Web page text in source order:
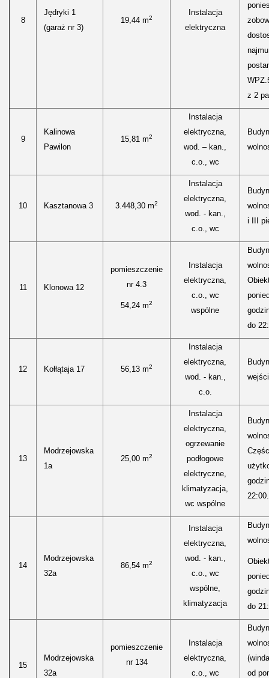
8
Jędryki 1
(garaż nr 3)
19,44 m2
Instalacja
elektryczna
z 2
9
Kalinowa
Pawilon
15,81 m2
Instalacja
elektryczna,
wod. – kan.,
c.o., wc
10 Kasztanowa 3 3.448,30 m2
Instalacja
elektryczna,
wod. - kan.,
c.o., wc
i III
11 Klonowa 12
pomieszczenie
nr 4.3
54,24 m2
Instalacja
elektryczna,
c.o., wc
wspólne
do
12 Kołłątaja 17 56,13 m2
Instalacja
elektryczna,
wod. - kan.,
c.o.
13
Modrzejowska
1a
25,00 m2
Instalacja
elektryczna,
ogrzewanie
podłogowe
elektryczne,
klimatyzacja,
wc wspólne
22:00.
14
Modrzejowska
32a
86,54 m2
Instalacja
elektryczna,
wod. - kan.,
c.o., wc
wspólne,
klimatyzacja
do
15
Modrzejowska
32a
pomieszczenie
nr 134
Instalacja
elektryczna,
c.o., wc
od